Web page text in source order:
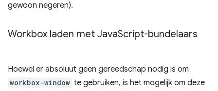
gewoon negeren).
Workbox laden met JavaScript-bundelaars
Hoewel er absoluut geen gereedschap nodig is om
workbox-window te gebruiken, is het mogelijk om deze